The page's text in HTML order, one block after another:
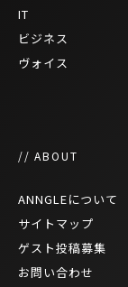
IT
ビジネス
ヴォイス
// ABOUT
ANNGLEについて
サイトマップ
ゲスト投稿募集
お問い合わせ